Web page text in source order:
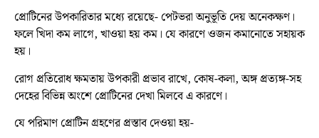
প্রোটিনের উপকারিতার মধ্যে রয়েছে- পেটভরা অনুভূতি দেয় অনেকক্ষণ।
ফলে খিদা কম লাগে, খাওয়া হয় কম। যে কারণে ওজন কমানোতে সহায়ক
হয়।
রোগ প্রতিরোধ ক্ষমতায় উপকারী প্রভাব রাখে, কোষ-কলা, অঙ্গ প্রত্যঙ্গ-সহ
দেহের বিভিন্ন অংশে প্রোটিনের দেখা মিলবে এ কারণে।
যে পরিমাণ প্রোটিন গ্রহণের প্রস্তাব দেওয়া হয়-